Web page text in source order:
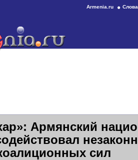
Armenia.ru
Армянский
сил